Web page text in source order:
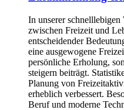
In unserer
zwischen Freizeit und
entscheidender
eine ausgewogene
persönliche Erholung,
steigern beiträgt.
Planung von
erheblich verbessert.
Beruf und moderne